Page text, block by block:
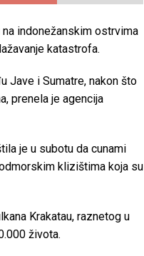
indonežanskim ostrvima
katastrofa.
Jave i Sumatre, nakon što
prenela je agencija
je u subotu da cunami
klizištima koja su
Krakatau, raznetog u
života.